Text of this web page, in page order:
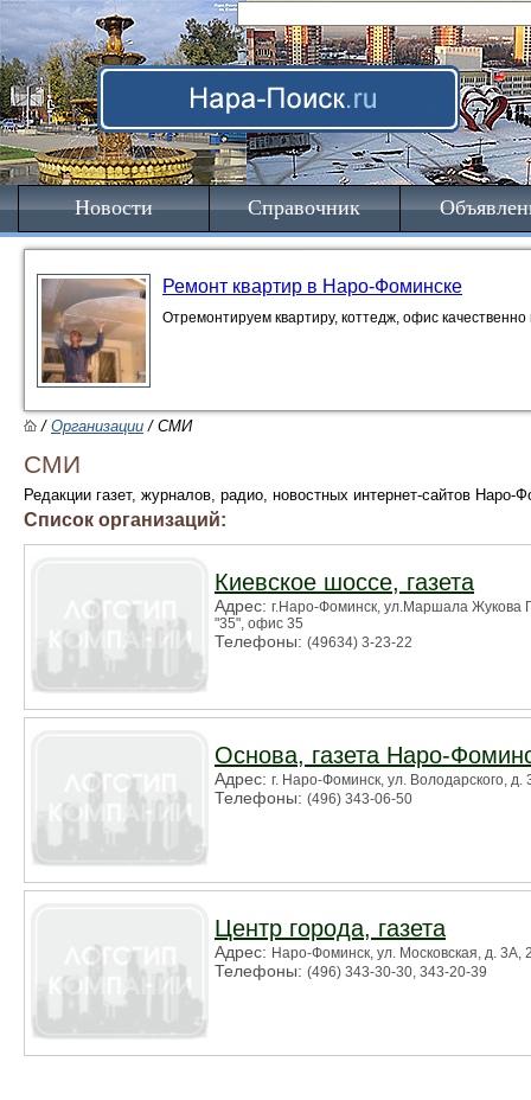
Новости Справочник
Ремонт квартир в Наро-Фоминске
Отремонтируем квартиру, коттедж, офис качественно
/ Организации / СМИ
СМИ
Редакции газет, журналов, радио, новостных интернет-сайтов Наро-
Список организаций:
Киевское шоссе, газета
Адрес: г.Наро-Фоминск, ул.Маршала Жукова
"35", офис 35
Телефоны: (49634) 3-23-22
Основа, газета Наро-
Адрес: г. Наро-Фоминск, ул. Володарского, д.
Телефоны: (496) 343-06-50
Центр города, газета
Адрес: Наро-Фоминск, ул. Московская, д. 3А,
Телефоны: (496) 343-30-30, 343-20-39